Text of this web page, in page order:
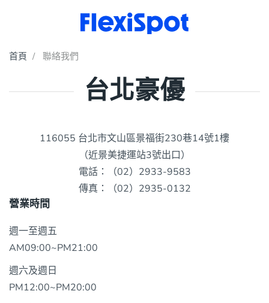
首頁 聯絡我們
台北豪優
116055 台北市文山區景福街230巷14號1樓
（近景美捷運站3號出口）
電話：（02）2933-9583
傳真：（02）2935-0132
營業時間
週一至週五
AM09:00~PM21:00
週六及週日
PM12:00~PM20:00